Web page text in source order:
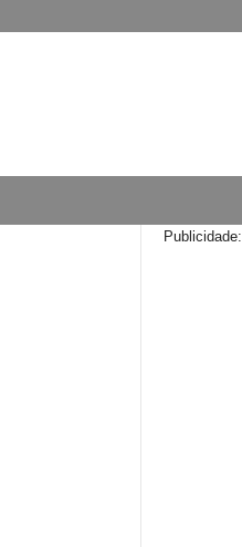
Publicidade: